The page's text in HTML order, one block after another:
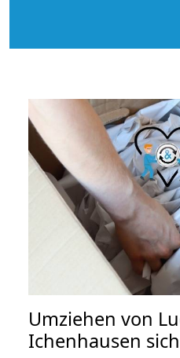
Umziehen von
Ichenhausen